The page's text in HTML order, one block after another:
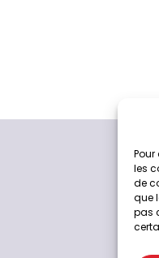
les
de
que
pas